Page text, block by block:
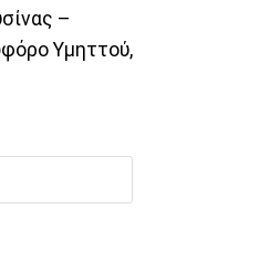
–
Υμηττού,